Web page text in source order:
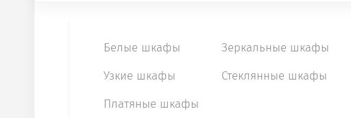
Белые шкафы
Зеркальные шкафы
Узкие шкафы
Стеклянные шкафы
Платяные шкафы